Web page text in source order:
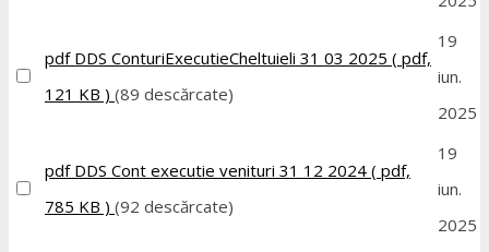
pdf DDS ConturiExecutieCheltuieli 31 03 2025 ( pdf,
121 KB ) (89 descărcate)
19
iun.
2025
pdf DDS Cont executie venituri 31 12 2024 ( pdf,
785 KB ) (92 descărcate)
19
iun.
2025